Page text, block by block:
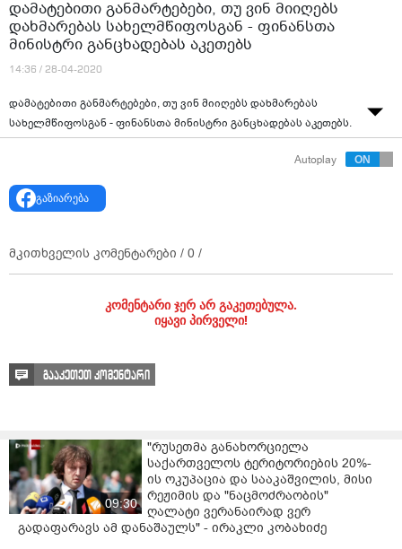
დამატებითი განმარტებები, თუ ვინ მიიღებს
დახმარებას სახელმწიფოსგან - ფინანსთა
მინისტრი განცხადებას აკეთებს
14:36 / 28-04-2020
დამატებითი განმარტებები, თუ ვინ მიიღებს დახმარებას
სახელმწიფოსგან - ფინანსთა მინისტრი განცხადებას აკეთებს.
Autoplay
გაზიარება
მკითხველის კომენტარები / 0 /
კომენტარი ჯერ არ გაკეთებულა.
იყავი პირველი!
გააკეთეთ კომენტარი
09:30
"რუსეთმა განახორციელა
საქართველოს ტერიტორიების 20%-
ის ოკუპაცია და სააკაშვილის, მისი
რეჟიმის და "ნაცმოძრაობის"
ღალატი ვერანაირად ვერ
გადაფარავს ამ დანაშაულს" - ირაკლი კობახიძე